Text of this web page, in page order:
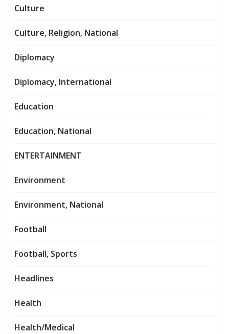
Culture
Culture, Religion, National
Diplomacy
Diplomacy, International
Education
Education, National
ENTERTAINMENT
Environment
Environment, National
Football
Football, Sports
Headlines
Health
Health/Medical